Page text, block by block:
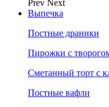
Prev Next
Выпечка
Постные драники
Пирожки с
Сметанный торт с
Постные вафли